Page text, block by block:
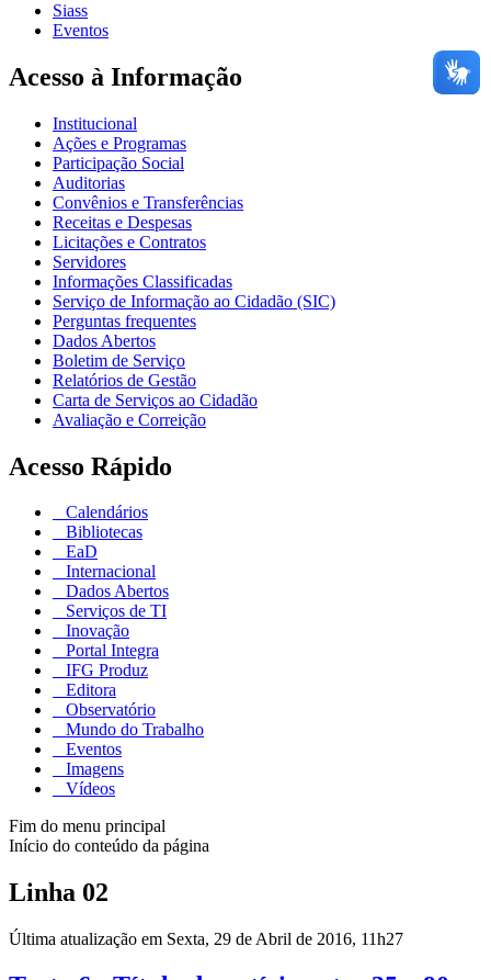
Siass
Eventos
Acesso à Informação
Institucional
Ações e Programas
Participação Social
Auditorias
Convênios e Transferências
Receitas e Despesas
Licitações e Contratos
Servidores
Informações Classificadas
Serviço de Informação ao Cidadão (SIC)
Perguntas frequentes
Dados Abertos
Boletim de Serviço
Relatórios de Gestão
Carta de Serviços ao Cidadão
Avaliação e Correição
Acesso Rápido
Calendários
Bibliotecas
EaD
Internacional
Dados Abertos
Serviços de TI
Inovação
Portal Integra
IFG Produz
Editora
Observatório
Mundo do Trabalho
Eventos
Imagens
Vídeos
Fim do menu principal
Início do conteúdo da página
Linha 02
Última atualização em Sexta, 29 de Abril de 2016, 11h27